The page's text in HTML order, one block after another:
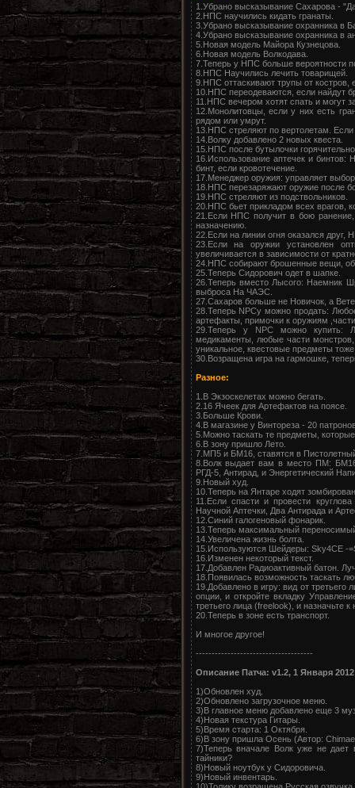
1.Убрано высказывание Сахарова -
2.НПС научились кидать гранаты.
3.Убрано высказывание охранника в
4.Убрано высказывание охранника в
5.Новая модель Майора Кузнецова.
6.Новая модель Волкодава.
7.Теперь у НПС больше вероятности
8.НПС Научились лечить товарищей.
9.НПС оттаскивают трупы от костров,
10.НПС переодеваются, если найдут
11.НПС вечером хотят спать и могут
12.Монолитовцы, если у них есть
рядом или умрут.
13.НПС стреляют по вертолетам.
14.Волку добавлено 2 новых квеста.
15.НПС после бутылочки
16.Использование аптечек и
бинт, если кровотечение.
17.Менеджер оружия: управляет
18.НПС перезаряжают оружие после
19.НПС стреляют из подствольников.
20.НПС бьет прикладом всех врагов,
21.Если НПС получит в бою ранение,
назначению.
22.Если на линии огня оказался
23.Если на оружии установлен
увеличивается в зависимости от
24.НПС собирают брошенные вещи,
25.Теперь Сидорович одет в шапке.
26.Теперь вместо Лысого: Наемник
выброса На ЧАЭС.
27.Сахаров больше не Новичок, а
28.Теперь NPCу можно продать:
артефакты, примочки к оружиям
29.Теперь у NPC можно купить:
медикаменты, любые части
уникальное, квестовые предметы
30.Возращена игра на гармошке,
Разное:
1.В Экзоскелетах можно бегать.
2.16 Ячеек для Артефактов на поясе.
3.Больше Крови.
4.В магазине у Винтореза - 20
5.Можно таскать те предметы,
6.В зону пришло Лето.
7.МП5 и БМ16, ставятся в
8.Волк выдает вам в место ПМ:
РГД-5, Антирад, и Энергетический
9.Новый худ.
10.Теперь на Янтаре ходят
11.Если спасти и провести
Научной Аптечки, Два Антирада и
12.Синий галогеновый фонарик.
13.Теперь максимальный переносимый
14.Увеличена жизнь болта.
15.Используются Шейдеры: Sky4CE -
16.Изменен некоторый текст.
17.Добавлен Радиоактивный батон.
18.Появилась возможность таскать
19.Добавлено в игру: вид от
опции, и откройте вкладку
третьего лица (freelook), и назначьте
20.Теперь в зоне есть транспорт.
И многое другое!
-------------------------------------
Описание Патча: v1.2, 1 Января 2012
1)Обновлен худ.
2)Обновлено загрузочное меню.
3)В главное меню добавлено еще 3
4)Новая текстура Гитары.
5)Время старта: 1 Октября.
6)В зону пришла Осень (Автор:
7)Теперь вначале Волк уже не
тайники?
8)Новый ноутбук у Сидоровича.
9)Новый инвентарь.